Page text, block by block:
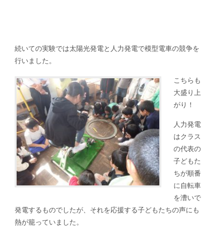
続いての実験では太陽光発電と人力発電で模型電車の競争を
行いました。
こちらも
大盛り上
がり！
人力発電
はクラス
の代表の
子どもた
ちが順番
に自転車
を漕いで
発電するものでしたが、それを応援する子どもたちの声にも
熱が籠っていました。